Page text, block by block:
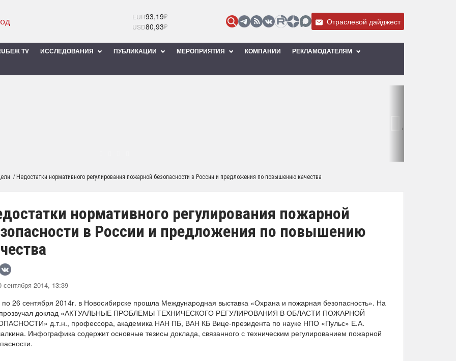
EUR93,19₽
USD80,93₽ Отраслевой дайджест
TV ИССЛЕДОВАНИЯ ПУБЛИКАЦИИ МЕРОПРИЯТИЯ КОМПАНИИ РЕКЛАМОДАТЕЛЯМ
›
/ Недостатки нормативного регулирования пожарной безопасности в России и предложения по повышению качества
нормативного регулирования пожарной
в России и предложения по повышению
2014, 13:39
26 сентября 2014г. в Новосибирске прошла Международная выставка «Охрана и пожарная безопасность». На
доклад «АКТУАЛЬНЫЕ ПРОБЛЕМЫ ТЕХНИЧЕСКОГО РЕГУЛИРОВАНИЯ В ОБЛАСТИ ПОЖАРНОЙ
д.т.н., профессора, академика НАН ПБ, ВАН КБ Вице-президента по науке НПО «Пульс» Е.А.
Инфографика содержит основные тезисы доклада, связанного с техническим регулированием пожарной